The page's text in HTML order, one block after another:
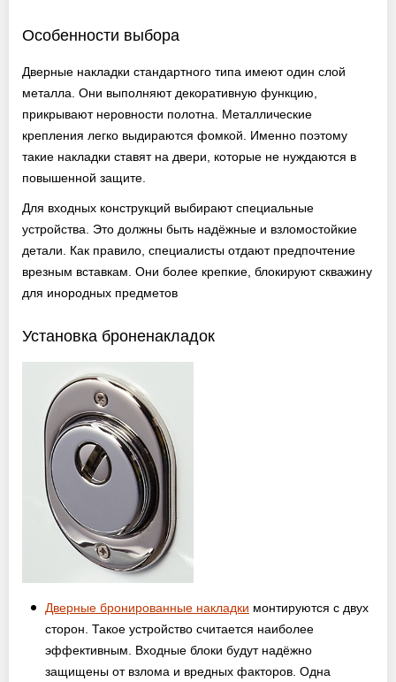
Раменское
Работаем без выходных!
Особенности выбора
Дверные накладки стандартного типа имеют один слой
металла. Они выполняют декоративную функцию,
прикрывают неровности полотна. Металлические
крепления легко выдираются фомкой. Именно поэтому
такие накладки ставят на двери, которые не нуждаются в
повышенной защите.
Для входных конструкций выбирают специальные
устройства. Это должны быть надёжные и взломостойкие
детали. Как правило, специалисты отдают предпочтение
врезным вставкам. Они более крепкие, блокируют скважину
для инородных предметов
Установка броненакладок
Дверные бронированные накладки монтируются с двух
сторон. Такое устройство считается наиболее
эффективным. Входные блоки будут надёжно
защищены от взлома и вредных факторов. Одна